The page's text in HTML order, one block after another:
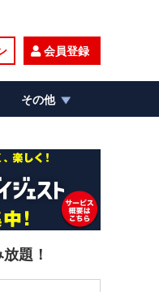
会員登録
その他
題！